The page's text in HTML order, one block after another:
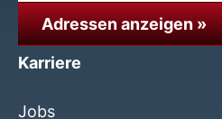
Adressen anzeigen »
Karriere
Jobs